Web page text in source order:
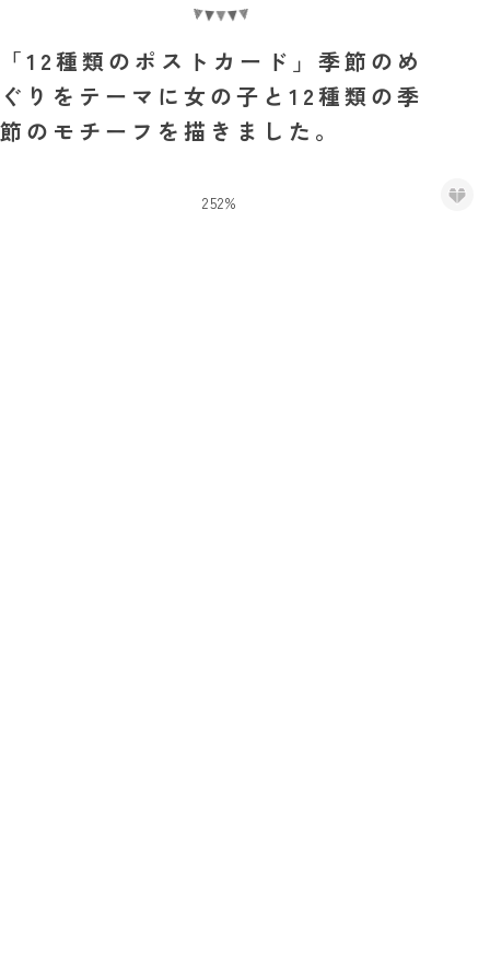
「12種類のポストカード」季節のめ
ぐりをテーマに女の子と12種類の季
節のモチーフを描きました。
252%